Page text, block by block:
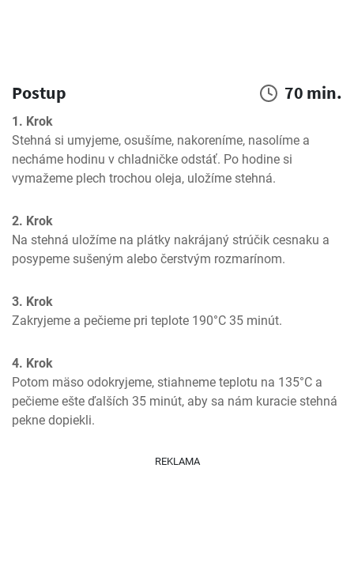
Postup 70 min.
1. Krok
Stehná si umyjeme, osušíme, nakoreníme, nasolíme a
necháme hodinu v chladničke odstáť. Po hodine si
vymažeme plech trochou oleja, uložíme stehná.
2. Krok
Na stehná uložíme na plátky nakrájaný strúčik cesnaku a
posypeme sušeným alebo čerstvým rozmarínom.
3. Krok
Zakryjeme a pečieme pri teplote 190°C 35 minút.
4. Krok
Potom mäso odokryjeme, stiahneme teplotu na 135°C a
pečieme ešte ďalších 35 minút, aby sa nám kuracie stehná
pekne dopiekli.
REKLAMA